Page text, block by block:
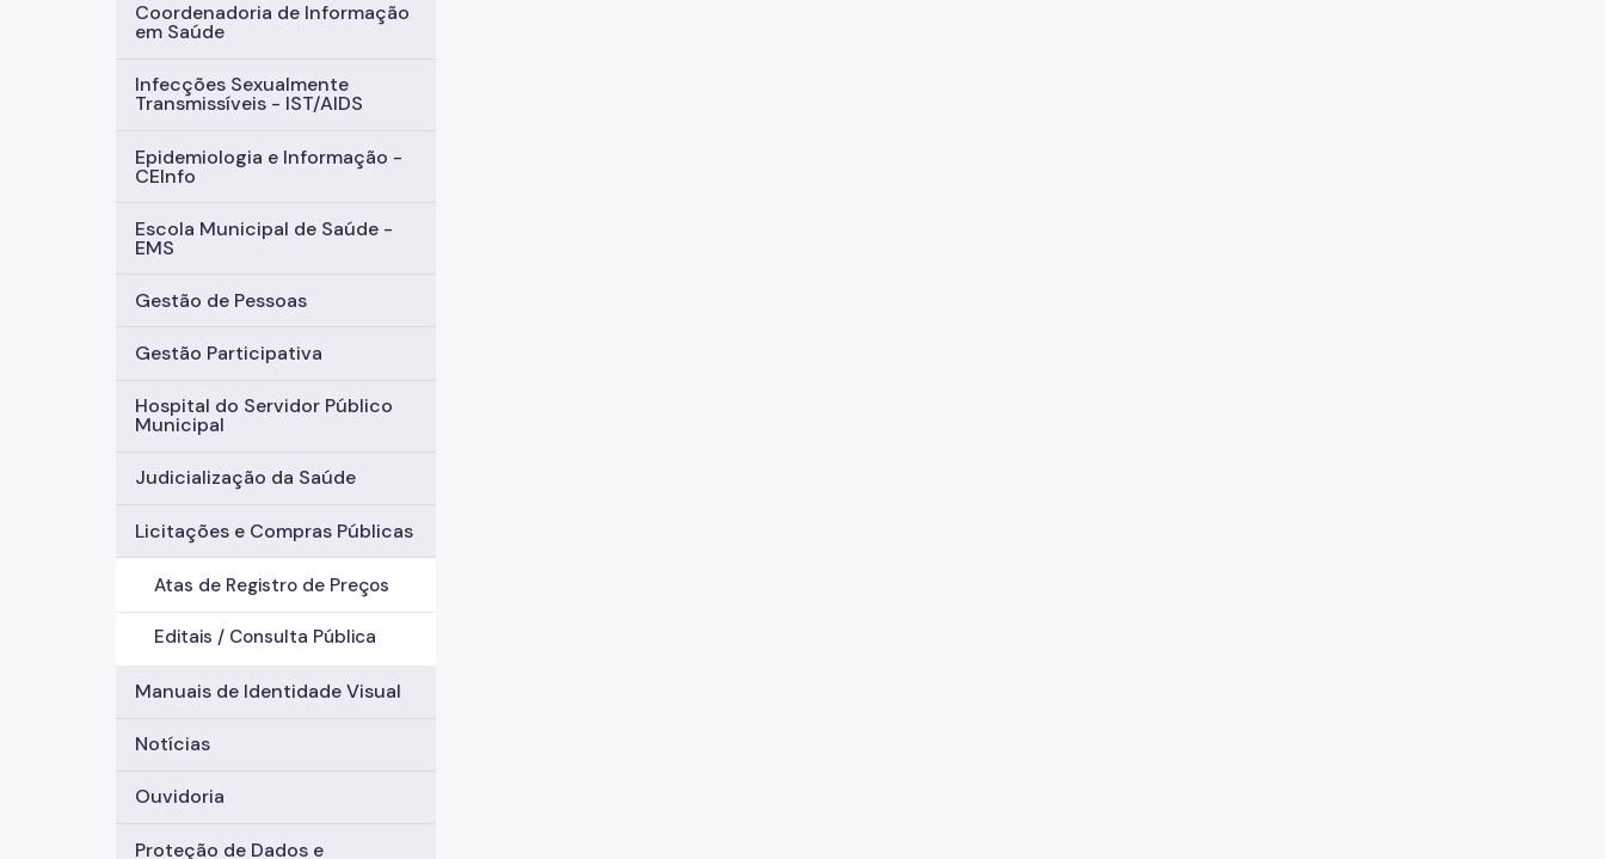
Coordenadoria de Informação
em Saúde
Infecções Sexualmente
Transmissíveis - IST/AIDS
Epidemiologia e Informação -
CEInfo
Escola Municipal de Saúde -
EMS
Gestão de Pessoas
Gestão Participativa
Hospital do Servidor Público
Municipal
Judicialização da Saúde
Licitações e Compras Públicas
Atas de Registro de Preços
Editais / Consulta Pública
Manuais de Identidade Visual
Notícias
Ouvidoria
Proteção de Dados e